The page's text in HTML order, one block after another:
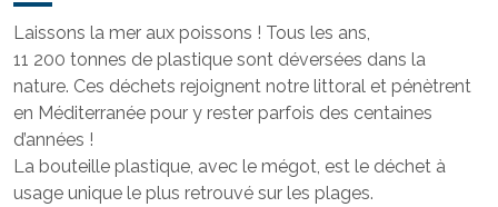
Laissons la mer aux poissons ! Tous les ans,
11 200 tonnes de plastique sont déversées dans la
nature. Ces déchets rejoignent notre littoral et pénètrent
en Méditerranée pour y rester parfois des centaines
d’années !
La bouteille plastique, avec le mégot, est le déchet à
usage unique le plus retrouvé sur les plages.